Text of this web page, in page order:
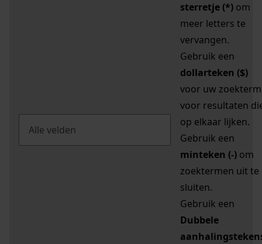
sterretje (*) om
meer letters te
vervangen.
Gebruik een
dollarteken ($)
voor uw zoekterm
voor resultaten
op elkaar lijken.
Gebruik een
minteken (-) om
zoektermen uit te
sluiten.
Gebruik een
Dubbele